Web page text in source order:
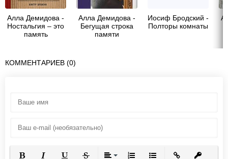
Алла Демидова -
Ностальгия – это
память
Алла Демидова -
Бегущая строка
памяти
Иосиф Бродский -
Полторы комнаты
КОММЕНТАРИЕВ (0)